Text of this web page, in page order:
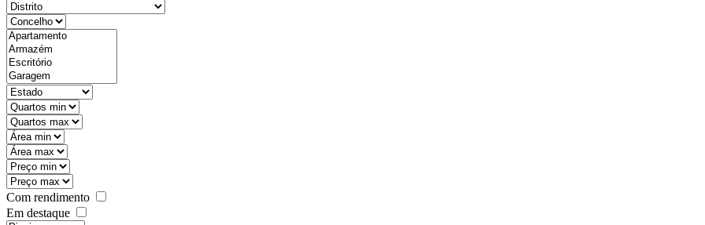
Com rendimento
Em destaque